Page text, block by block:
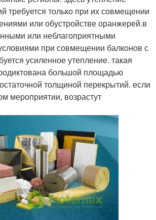
требуется только при их совмещении
или обустройстве оранжерей.в
или неблагоприятными
при совмещении балконов с
усиленное утепление. такая
большой площадью
толщиной перекрытий. если
мероприятии, возрастут